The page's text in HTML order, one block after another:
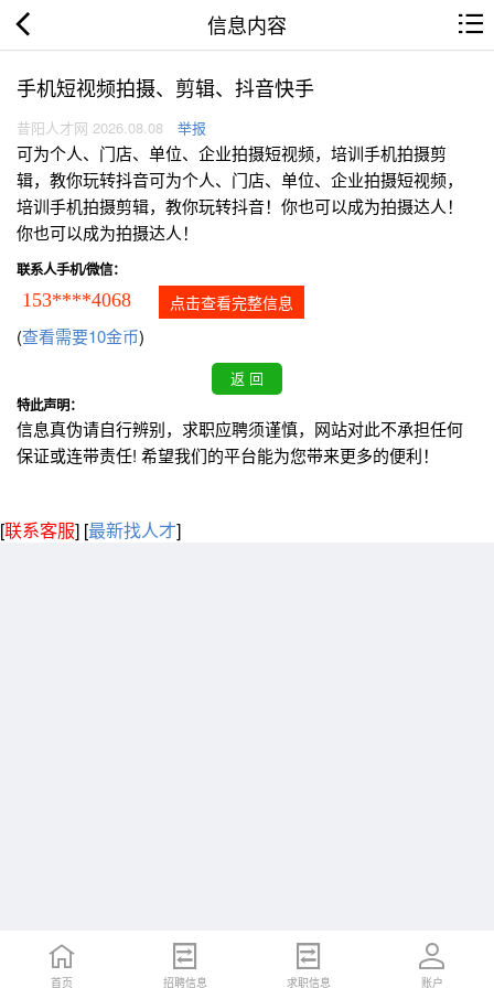
信息内容
手机短视频拍摄、剪辑、抖音快手
昔阳人才网 2026.08.08 举报
可为个人、门店、单位、企业拍摄短视频，培训手机拍摄剪
辑，教你玩转抖音可为个人、门店、单位、企业拍摄短视频，
培训手机拍摄剪辑，教你玩转抖音！你也可以成为拍摄达人！
你也可以成为拍摄达人！
联系人手机/微信：
153****4068 点击查看完整信息
(查看需要10金币)
特此声明：
信息真伪请自行辨别，求职应聘须谨慎，网站对此不承担任何
保证或连带责任! 希望我们的平台能为您带来更多的便利！
[联系客服] [最新找人才]
首页 招聘信息 求职信息 账户